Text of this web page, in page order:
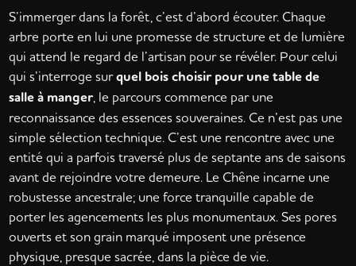
S’immerger dans la forêt, c’est d’abord écouter. Chaque
arbre porte en lui une promesse de structure et de lumière
qui attend le regard de l’artisan pour se révéler. Pour celui
qui s’interroge surquel bois choisir pour une table de
salle à manger, le parcours commence par une
reconnaissance des essences souveraines. Ce n’est pas une
simple sélection technique. C’est une rencontre avec une
entité qui a parfois traversé plus de septante ans de saisons
avant de rejoindre votre demeure. Le Chêne incarne une
robustesse ancestrale; une force tranquille capable de
porter les agencements les plus monumentaux. Ses pores
ouverts et son grain marqué imposent une présence
physique, presque sacrée, dans la pièce de vie.